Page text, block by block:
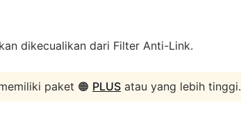
dikecualikan dari Filter Anti-Link.
paket 🟠 PLUS atau yang lebih tinggi.